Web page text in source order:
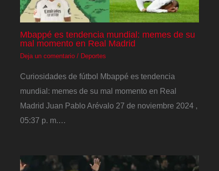
Mbappé es tendencia mundial: memes de su
mal momento en Real Madrid
Deja un comentario / Deportes
Curiosidades de fútbol Mbappé es tendencia
mundial: memes de su mal momento en Real
Madrid Juan Pablo Arévalo 27 de noviembre 2024 ,
05:37 p. m.…